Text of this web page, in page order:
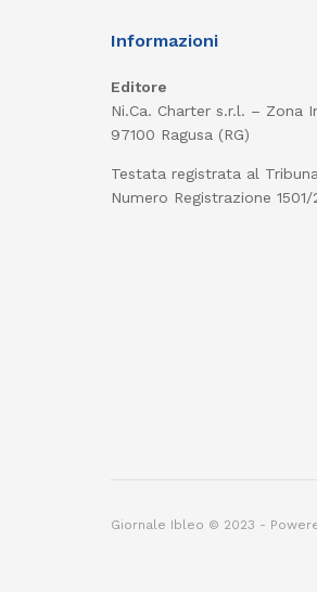
Informazioni
Editore
Ni.Ca. Charter s.r.l. – Zona
97100 Ragusa (RG)
Testata registrata al
Numero Registrazione
Giornale Ibleo © 2023 -